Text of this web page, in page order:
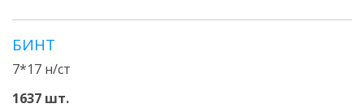
БИНТ
7*17 н/ст
1637 шт.